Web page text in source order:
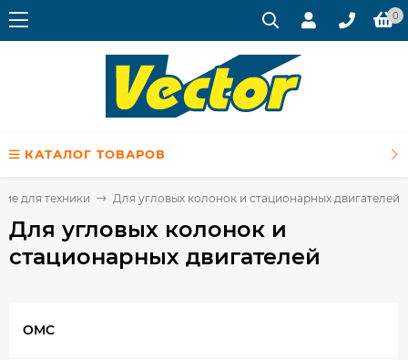
0
КАТАЛОГ ТОВАРОВ
для техники Для угловых колонок и стационарных двигателей
Для угловых колонок и
стационарных двигателей
OMC